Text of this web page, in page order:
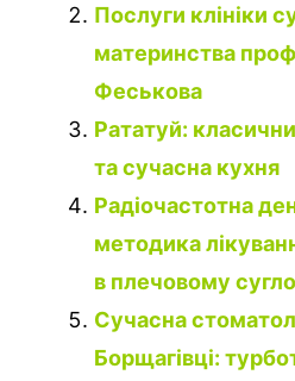
Послуги клініки
материнства
Феськова
Рататуй:
та сучасна кухня
Радіочастотна
методика
в плечовому
Сучасна
Борщагівці: